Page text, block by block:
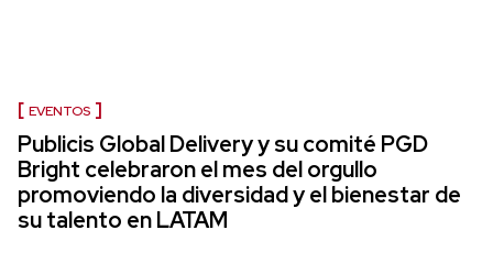
EVENTOS
Publicis Global Delivery y su comité PGD
Bright celebraron el mes del orgullo
promoviendo la diversidad y el bienestar de
su talento en LATAM